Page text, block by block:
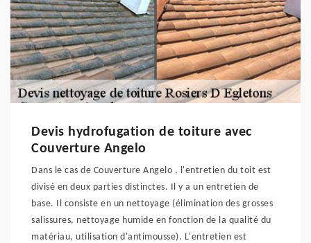
Devis hydrofugation de toiture avec
Couverture Angelo
Dans le cas de Couverture Angelo , l'entretien du toit est
divisé en deux parties distinctes. Il y a un entretien de
base. Il consiste en un nettoyage (élimination des grosses
salissures, nettoyage humide en fonction de la qualité du
matériau, utilisation d'antimousse). L'entretien est